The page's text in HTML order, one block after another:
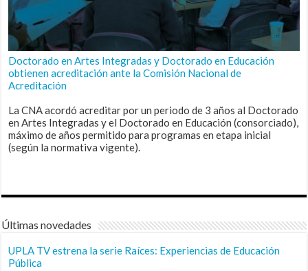
Doctorado en Artes Integradas y Doctorado en Educación
obtienen acreditación ante la Comisión Nacional de
Acreditación
La CNA acordó acreditar por un periodo de 3 años al Doctorado
en Artes Integradas y el Doctorado en Educación (consorciado),
máximo de años permitido para programas en etapa inicial
(según la normativa vigente).
Últimas novedades
UPLA TV estrena la serie Raíces: Experiencias de Educación
Pública